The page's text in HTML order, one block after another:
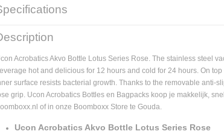
Product code
product code
(l,w,h)
0 x 5 x 23 cm
Acrobatics Akvo Bottle Lotus Series Rose. The stainless steel
hot and delicious for 12 hours and cold for 24 hours. On
surface resists bacterial growth. Thanks to the removable anti-
grip. Ucon Acrobatics Bottles en Bagpacks koop je makkelijk,
of in onze Boomboxx Store te Gouda.
Ucon Acrobatics Akvo Bottle Lotus Series Rose